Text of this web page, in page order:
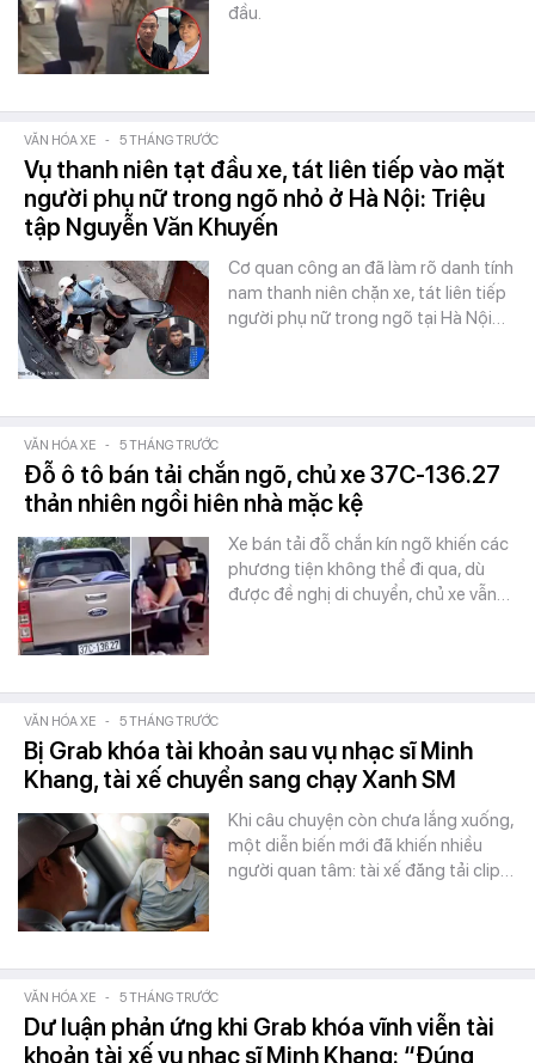
đầu.
VĂN HÓA XE - 5 THÁNG TRƯỚC
Vụ thanh niên tạt đầu xe, tát liên tiếp vào mặt
người phụ nữ trong ngõ nhỏ ở Hà Nội: Triệu
tập Nguyễn Văn Khuyến
Cơ quan công an đã làm rõ danh tính
nam thanh niên chặn xe, tát liên tiếp
người phụ nữ trong ngõ tại Hà Nội…
VĂN HÓA XE - 5 THÁNG TRƯỚC
Đỗ ô tô bán tải chắn ngõ, chủ xe 37C-136.27
thản nhiên ngồi hiên nhà mặc kệ
Xe bán tải đỗ chắn kín ngõ khiến các
phương tiện không thể đi qua, dù
được đề nghị di chuyển, chủ xe vẫn…
VĂN HÓA XE - 5 THÁNG TRƯỚC
Bị Grab khóa tài khoản sau vụ nhạc sĩ Minh
Khang, tài xế chuyển sang chạy Xanh SM
Khi câu chuyện còn chưa lắng xuống,
một diễn biến mới đã khiến nhiều
người quan tâm: tài xế đăng tải clip…
VĂN HÓA XE - 5 THÁNG TRƯỚC
Dư luận phản ứng khi Grab khóa vĩnh viễn tài
khoản tài xế vụ nhạc sĩ Minh Khang: “Đúng